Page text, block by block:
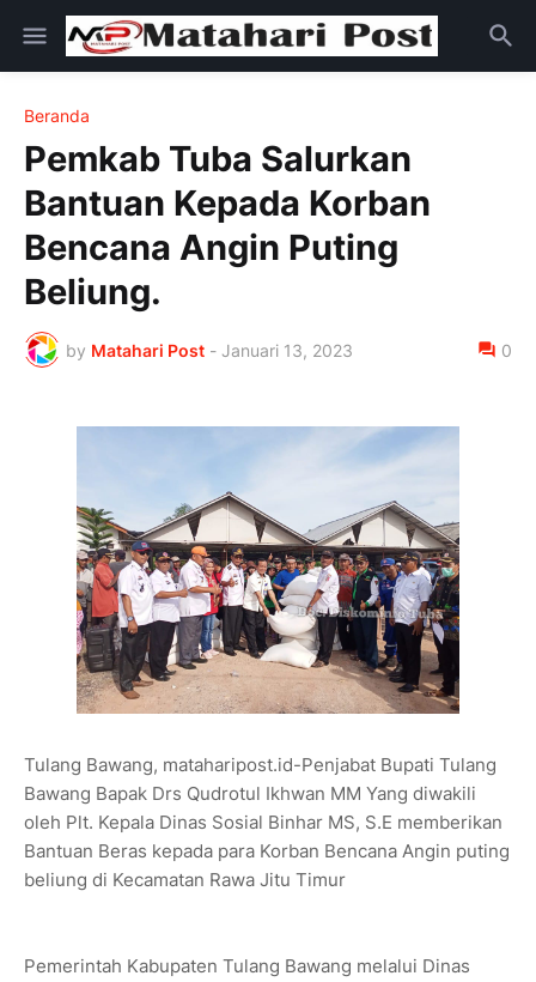
Beranda
Pemkab Tuba Salurkan
Bantuan Kepada Korban
Bencana Angin Puting
Beliung.
by Matahari Post - Januari 13, 2023 0
Tulang Bawang, mataharipost.id-Penjabat Bupati Tulang
Bawang Bapak Drs Qudrotul Ikhwan MM Yang diwakili
oleh Plt. Kepala Dinas Sosial Binhar MS, S.E memberikan
Bantuan Beras kepada para Korban Bencana Angin puting
beliung di Kecamatan Rawa Jitu Timur
Pemerintah Kabupaten Tulang Bawang melalui Dinas